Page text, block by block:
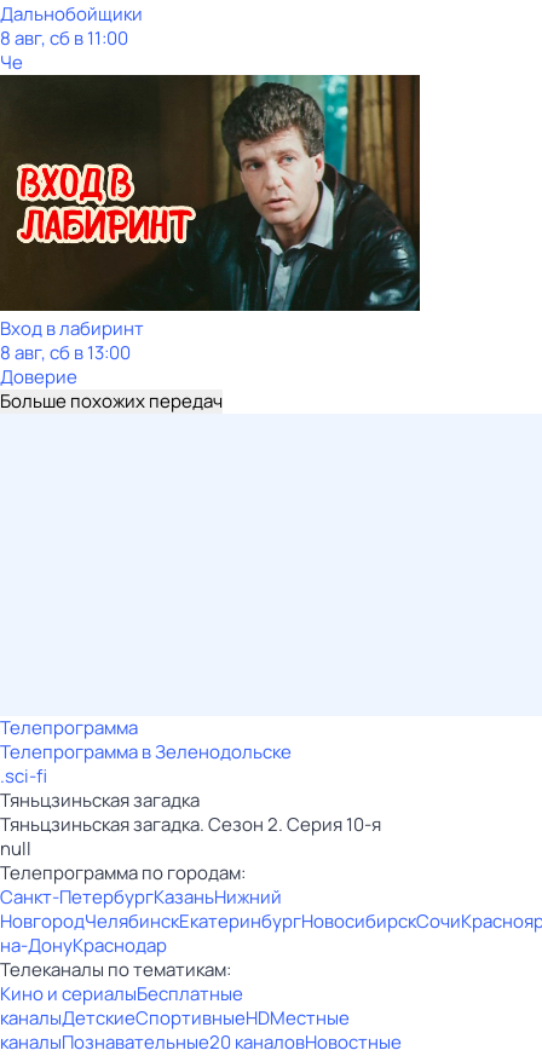
Дальнобойщики
8 авг, сб в 11:00
Че
Вход в лабиринт
8 авг, сб в 13:00
Доверие
Больше похожих передач
Телепрограмма
Телепрограмма в Зеленодольске
.sci-fi
Тяньцзиньская загадка
Тяньцзиньская загадка. Сезон 2. Серия 10-я
null
Телепрограмма по городам:
Санкт-ПетербургКазаньНижний
НовгородЧелябинскЕкатеринбургНовосибирскСочи
на-ДонуКраснодар
Телеканалы по тематикам:
Кино и сериалыБесплатные
каналыДетскиеСпортивныеHDМестные
каналыПознавательные20 каналовНовостные